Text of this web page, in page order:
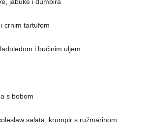
crnim tartufom
i bučinim uljem
s bobom
salata, krumpir s ružmarinom